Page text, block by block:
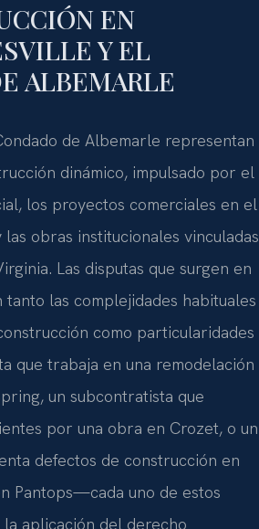
EN
Y EL
ALBEMARLE
de Albemarle representan
dinámico, impulsado por el
los proyectos comerciales en el
obras institucionales vinculadas
Las disputas que surgen en
las complejidades habituales
como particularidades
que trabaja en una remodelación
un subcontratista que
por una obra en Crozet, o un
defectos de construcción en
Pantops—cada uno de estos
aplicación del derecho